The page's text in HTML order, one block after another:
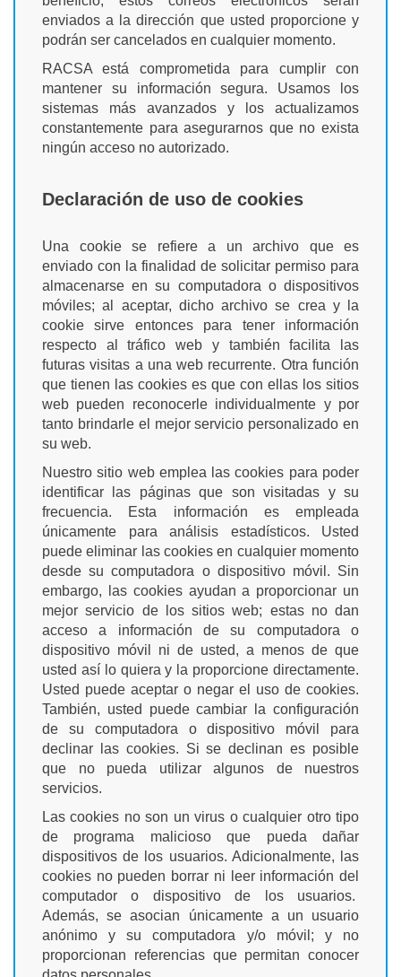
enviados a la dirección que usted proporcione y
podrán ser cancelados en cualquier momento.
RACSA está comprometida para cumplir con
mantener su información segura. Usamos los
sistemas más avanzados y los actualizamos
constantemente para asegurarnos que no exista
ningún acceso no autorizado.
Declaración de uso de cookies
Una cookie se refiere a un archivo que es
enviado con la finalidad de solicitar permiso para
almacenarse en su computadora o dispositivos
móviles; al aceptar, dicho archivo se crea y la
cookie sirve entonces para tener información
respecto al tráfico web y también facilita las
futuras visitas a una web recurrente. Otra función
que tienen las cookies es que con ellas los sitios
web pueden reconocerle individualmente y por
tanto brindarle el mejor servicio personalizado en
su web.
Nuestro sitio web emplea las cookies para poder
identificar las páginas que son visitadas y su
frecuencia. Esta información es empleada
únicamente para análisis estadísticos. Usted
puede eliminar las cookies en cualquier momento
desde su computadora o dispositivo móvil. Sin
embargo, las cookies ayudan a proporcionar un
mejor servicio de los sitios web; estas no dan
acceso a información de su computadora o
dispositivo móvil ni de usted, a menos de que
usted así lo quiera y la proporcione directamente.
Usted puede aceptar o negar el uso de cookies.
También, usted puede cambiar la configuración
de su computadora o dispositivo móvil para
declinar las cookies. Si se declinan es posible
que no pueda utilizar algunos de nuestros
servicios.
Las cookies no son un virus o cualquier otro tipo
de programa malicioso que pueda dañar
dispositivos de los usuarios. Adicionalmente, las
cookies no pueden borrar ni leer información del
computador o dispositivo de los usuarios.
Además, se asocian únicamente a un usuario
anónimo y su computadora y/o móvil; y no
proporcionan referencias que permitan conocer